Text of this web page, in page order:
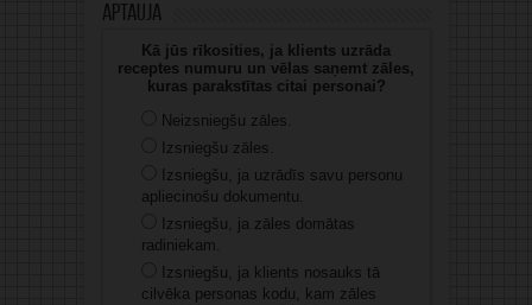
Aptauja
Kā jūs rīkosities, ja klients uzrāda
receptes numuru un vēlas saņemt zāles,
kuras parakstītas citai personai?
Neizsniegšu zāles.
Izsniegšu zāles.
Izsniegšu, ja uzrādīs savu personu
apliecinošu dokumentu.
Izsniegšu, ja zāles domātas
radiniekam.
Izsniegšu, ja klients nosauks tā
cilvēka personas kodu, kam zāles